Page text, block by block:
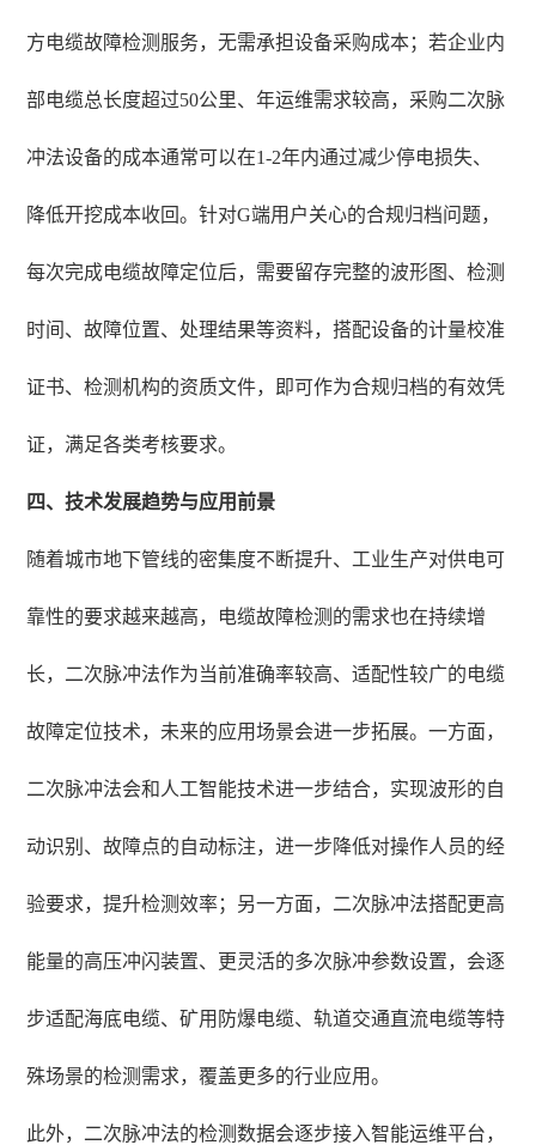
方电缆故障检测服务，无需承担设备采购成本；若企业内
部电缆总长度超过50公里、年运维需求较高，采购二次脉
冲法设备的成本通常可以在1-2年内通过减少停电损失、
降低开挖成本收回。针对G端用户关心的合规归档问题，
每次完成电缆故障定位后，需要留存完整的波形图、检测
时间、故障位置、处理结果等资料，搭配设备的计量校准
证书、检测机构的资质文件，即可作为合规归档的有效凭
证，满足各类考核要求。
四、技术发展趋势与应用前景
随着城市地下管线的密集度不断提升、工业生产对供电可
靠性的要求越来越高，电缆故障检测的需求也在持续增
长，二次脉冲法作为当前准确率较高、适配性较广的电缆
故障定位技术，未来的应用场景会进一步拓展。一方面，
二次脉冲法会和人工智能技术进一步结合，实现波形的自
动识别、故障点的自动标注，进一步降低对操作人员的经
验要求，提升检测效率；另一方面，二次脉冲法搭配更高
能量的高压冲闪装置、更灵活的多次脉冲参数设置，会逐
步适配海底电缆、矿用防爆电缆、轨道交通直流电缆等特
殊场景的检测需求，覆盖更多的行业应用。
此外，二次脉冲法的检测数据会逐步接入智能运维平台，